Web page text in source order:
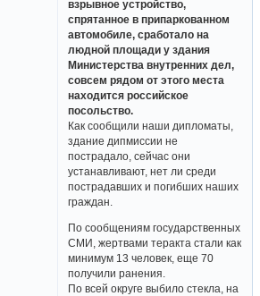
взрывное устройство,
спрятанное в припаркованном
автомобиле, сработало на
людной площади у здания
Министерства внутренних дел,
совсем рядом от этого места
находится российское
посольство.
Как сообщили наши дипломаты,
здание дипмиссии не
пострадало, сейчас они
устанавливают, нет ли среди
пострадавших и погибших наших
граждан.
По сообщениям государственных
СМИ, жертвами теракта стали как
минимум 13 человек, еще 70
получили ранения.
По всей округе выбило стекла, на